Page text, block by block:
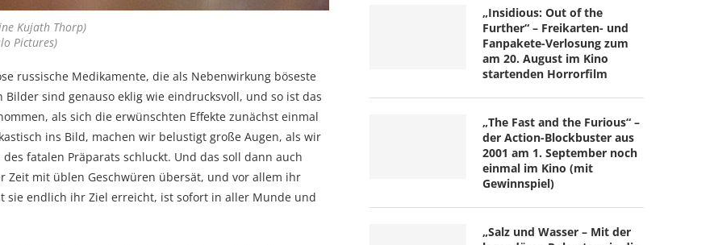
Kujath Thorp)
Pictures)
russische Medikamente, die als Nebenwirkung böseste
sind genauso eklig wie eindrucksvoll, und so ist das
als sich die erwünschten Effekte zunächst einmal
ins Bild, machen wir belustigt große Augen, als wir
fatalen Präparats schluckt. Und das soll dann auch
mit üblen Geschwüren übersät, und vor allem ihr
endlich ihr Ziel erreicht, ist sofort in aller Munde und
„Insidious: Out of the
Further“ – Freikarten- und
Fanpakete-Verlosung zum
am 20. August im Kino
startenden Horrorfilm
„The Fast and the Furious“ –
der Action-Blockbuster aus
2001 am 1. September noch
einmal im Kino (mit
Gewinnspiel)
„Salz und Wasser – Mit der